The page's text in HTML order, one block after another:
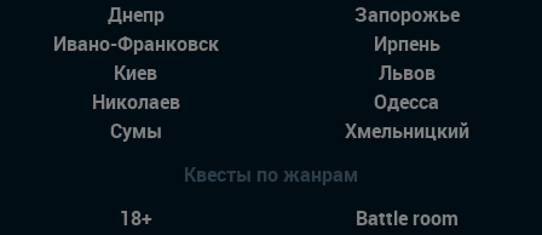
Днепр
Запорожье
Ивано-Франковск
Ирпень
Киев
Львов
Николаев
Одесса
Сумы
Хмельницкий
Квесты по жанрам
18+
Battle room